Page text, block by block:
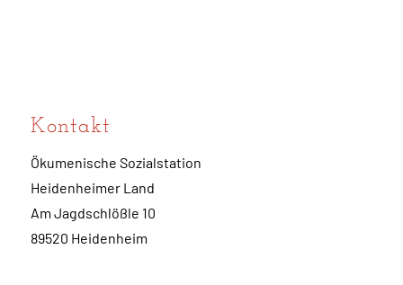
Kontakt
Ökumenische Sozialstation
Heidenheimer Land
Am Jagdschlößle 10
89520 Heidenheim